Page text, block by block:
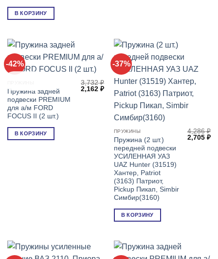
В КОРЗИНУ
-42%
Пружина задней
подвески PREMIUM
для а/м FORD
FOCUS II (2 шт.)
3,732₽
Первоначальная
составляла
2,162₽Текущая
цена:
2,162 ₽.
В КОРЗИНУ
-37%
ПРУЖИНЫ
Пружина (2 шт.)
передней подвески
УСИЛЕННАЯ УАЗ
UAZ Hunter (31519)
Хантер, Patriot
(3163) Патриот,
Pickup Пикап, Simbir
Симбир(3160)
4,286₽
2,705₽
В КОРЗИНУ